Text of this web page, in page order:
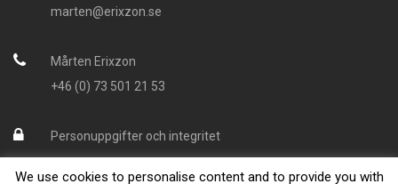
marten@erixzon.se
Mårten Erixzon
+46 (0) 73 501 21 53
Personuppgifter och integritet
We use cookies to personalise content and to provide you with